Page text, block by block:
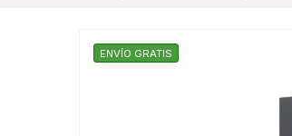
ENVÍO GRATIS